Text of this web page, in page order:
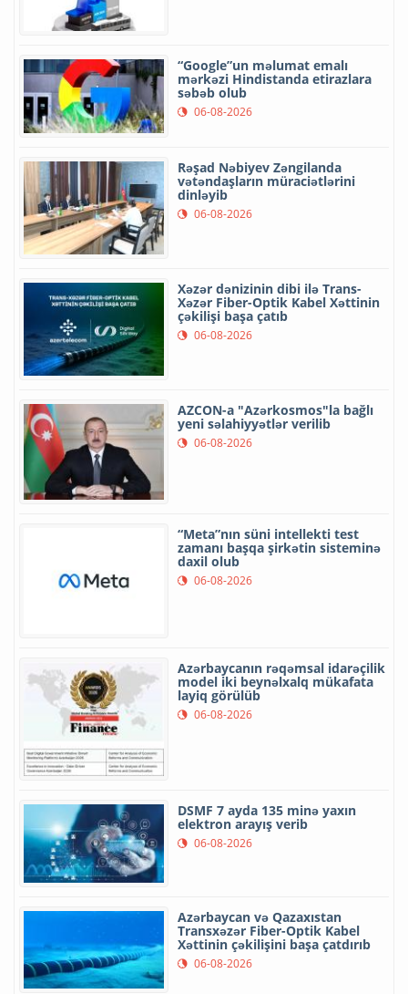
“Google”un məlumat emalı
mərkəzi Hindistanda etirazlara
səbəb olub
06-08-2026
Rəşad Nəbiyev Zəngilanda
vətəndaşların müraciətlərini
dinləyib
06-08-2026
Xəzər dənizinin dibi ilə Trans-
Xəzər Fiber-Optik Kabel Xəttinin
çəkilişi başa çatıb
06-08-2026
AZCON-a "Azərkosmos"la bağlı
yeni səlahiyyətlər verilib
06-08-2026
“Meta”nın süni intellekti test
zamanı başqa şirkətin sisteminə
daxil olub
06-08-2026
Azərbaycanın rəqəmsal idarəçilik
model iki beynəlxalq mükafata
layiq görülüb
06-08-2026
DSMF 7 ayda 135 minə yaxın
elektron arayış verib
06-08-2026
Azərbaycan və Qazaxıstan
Transxəzər Fiber-Optik Kabel
Xəttinin çəkilişini başa çatdırıb
06-08-2026